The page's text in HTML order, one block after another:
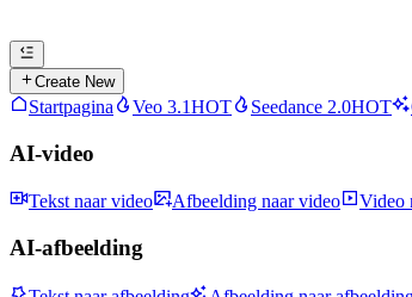
Create New
Startpagina Veo 3.1HOT Seedance 2.0HOT
AI-video
Tekst naar video Afbeelding naar video Video
AI-afbeelding